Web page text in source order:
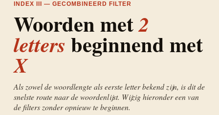
INDEX III — GECOMBINEERD FILTER
Woorden met2
letters beginnend met
X
Als zowel de woordlengte als eerste letter bekend zijn, is dit de
snelste route naar de woordenlijst. Wijzig hieronder een van
de filters zonder opnieuw te beginnen.